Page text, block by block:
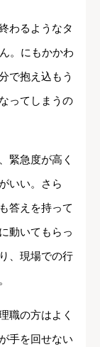
わるようなタ
。にもかかわ
で抱え込もう
ってしまうの
緊急度が高く
いい。さら
答えを持って
動いてもらっ
、現場での行
職の方はよく
手を回せない